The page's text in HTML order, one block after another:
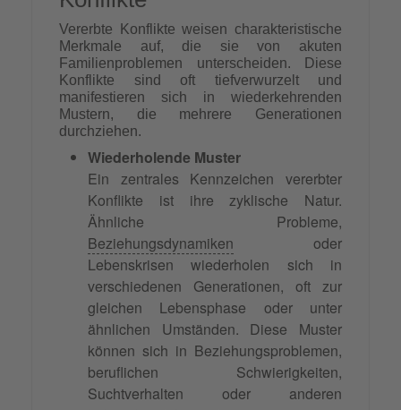
Vererbte Konflikte weisen charakteristische
Merkmale auf, die sie von akuten
Familienproblemen unterscheiden. Diese
Konflikte sind oft tiefverwurzelt und
manifestieren sich in wiederkehrenden
Mustern, die mehrere Generationen
durchziehen.
Wiederholende Muster
Ein zentrales Kennzeichen vererbter
Konflikte ist ihre zyklische Natur.
Ähnliche Probleme,
Beziehungsdynamiken oder
Lebenskrisen wiederholen sich in
verschiedenen Generationen, oft zur
gleichen Lebensphase oder unter
ähnlichen Umständen. Diese Muster
können sich in Beziehungsproblemen,
beruflichen Schwierigkeiten,
Suchtverhalten oder anderen